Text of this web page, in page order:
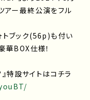
アー最終公演をフル
トブック(56p)も付い
華BOX仕様！
設サイトはコチラ